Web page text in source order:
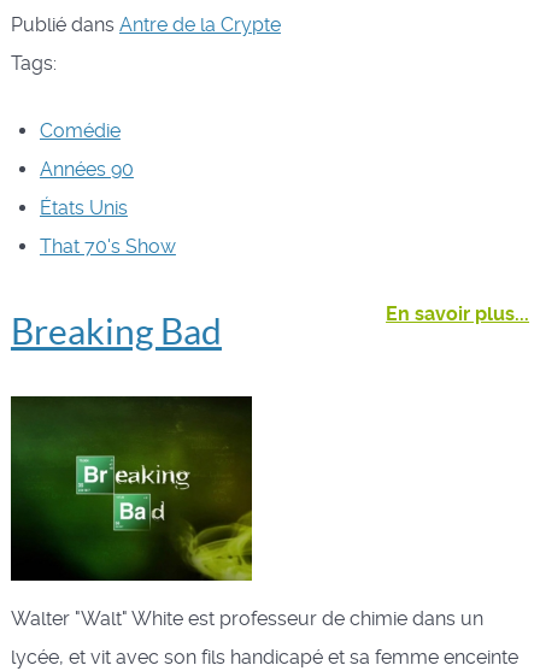
Publié dans Antre de la Crypte
Tags:
Comédie
Années 90
États Unis
That 70's Show
En savoir plus...
Breaking Bad
Walter "Walt" White est professeur de chimie dans un
lycée, et vit avec son fils handicapé et sa femme enceinte